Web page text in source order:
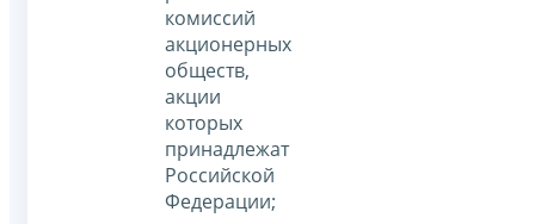
комиссий
акционерных
обществ,
акции
которых
принадлежат
Российской
Федерации;